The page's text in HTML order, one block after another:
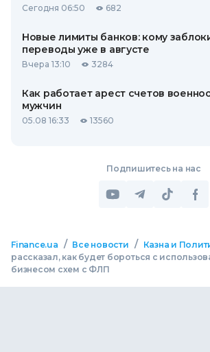
Сегодня 06:50 682
Новые лимиты банков: кому
переводы уже в августе
Вчера 13:10 3284
Как работает арест счетов
мужчин
05.08 16:33 13560
Подпишитесь на нас
Finance.ua / Все новости / Казна и
рассказал, как будет бороться с
бизнесом схем с ФЛП